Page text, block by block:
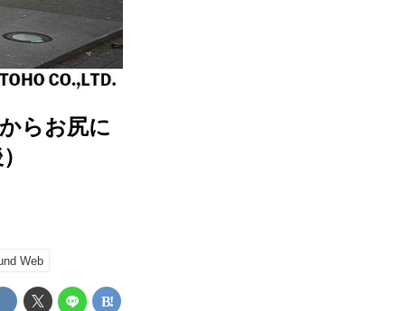
らお尻に
Web